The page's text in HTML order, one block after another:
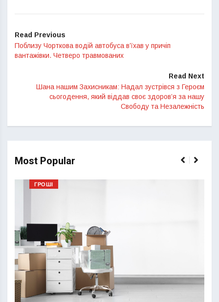
Read Previous
Поблизу Чорткова водій автобуса в’їхав у причіп
вантажівки. Четверо травмованих
Read Next
Шана нашим Захисникам: Надал зустрівся з Героєм
сьогодення, який віддав своє здоров’я за нашу
Свободу та Незалежність
Most Popular
ГРОШІ